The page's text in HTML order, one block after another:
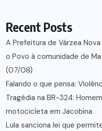
Recent Posts
A Prefeitura de Várzea
o Povo à comunidade de
(07/08)
Falando o que pensa:
Tragédia na BR-324:
motocicleta em Jacobina
Lula sanciona lei que